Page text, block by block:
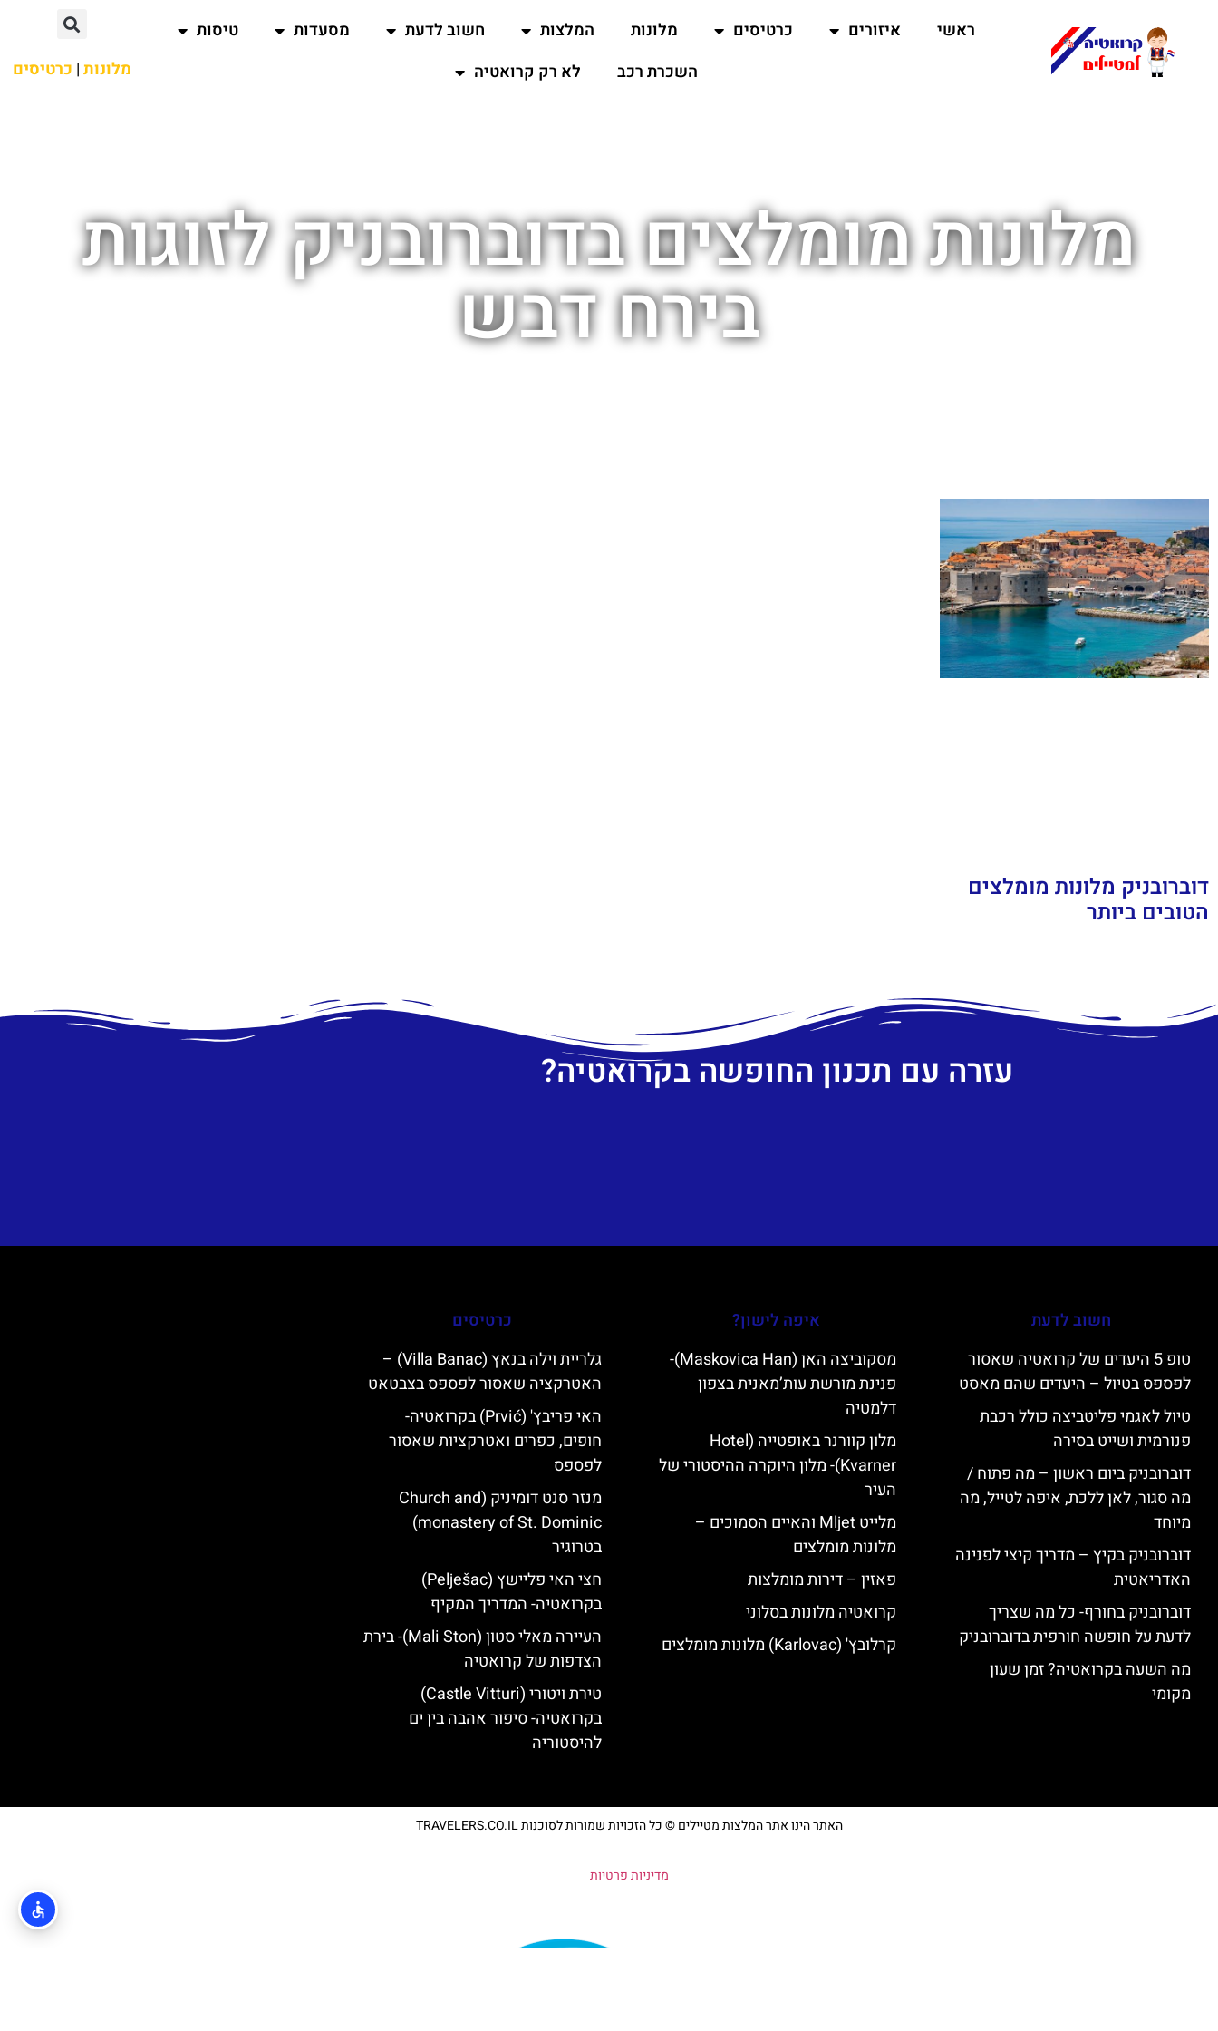
ראשי איזורים כרטיסים מלונות המלצות חשוב לדעת מסעדות
טיסות
השכרת רכב
לא רק קרואטיה מלונות| כרטיסים
מלונות מומלצים בדוברובניק לזוגות
בירח דבש
דוברובניק מלונות מומלצים
הטובים ביותר
עזרה עם תכנון החופשה בקרואטיה?
חשוב לדעת
טופ 5 היעדים של קרואטיה שאסור
לפספס בטיול – היעדים שהם מאסט
טיול לאגמי פליטביצה כולל רכבת
פנורמית ושייט בסירה
דוברובניק ביום ראשון – מה פתוח /
מה סגור, לאן ללכת, איפה לטייל, מה
מיוחד
דוברובניק בקיץ – מדריך קיצי לפנינה
האדריאטית
דוברובניק בחורף- כל מה שצריך
לדעת על חופשה חורפית בדוברובניק
מה השעה בקרואטיה? זמן שעון
מקומי
איפה לישון?
מסקוביצה האן (Maskovica Han)-
פנינת מורשת עות’מאנית בצפון
דלמטיה
מלון קוורנר באופטייה (Hotel
Kvarner)- מלון היוקרה ההיסטורי של
העיר
מלייט Mljet והאיים הסמוכים –
מלונות מומלצים
פאזין – דירות מומלצות
קרואטיה מלונות בסלוני
קרלובץ' (Karlovac) מלונות מומלצים
כרטיסים
גלריית וילה בנאץ (Villa Banac) –
האטרקציה שאסור לפספס בצבטאט
האי פריבץ' (Prvić) בקרואטיה-
חופים, כפרים ואטרקציות שאסור
לפספס
מנזר סנט דומיניק (Church and
monastery of St. Dominic)
בטרוגיר
חצי האי פליישץ (Pelješac)
בקרואטיה- המדריך המקיף
העיירה מאלי סטון (Mali Ston)- בירת
הצדפות של קרואטיה
טירת ויטורי (Castle Vitturi)
בקרואטיה- סיפור אהבה בין ים
להיסטוריה
האתר הינו אתר המלצות מטיילים © כל הזכויות שמורות לסוכנות TRAVELERS.CO.IL
מדיניות פרטיות